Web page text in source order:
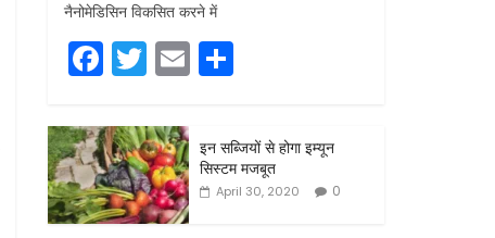
नैनोमेडिसिन विकसित करने में
F
a
c
e
b
T
w
itt
er
E
m
ar
e
इन सब्जियों से होगा इम्यून
सिस्टम मजबूत
April 30, 2020 0